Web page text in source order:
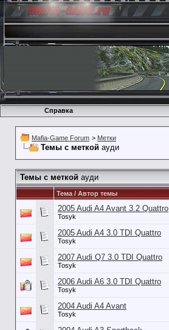
Справка
Mafia-Game Forum > Метки
Темы с меткой ауди
Темы с меткой ауди
Тема / Автор темы
2005 Audi A4 Avant 3.2 Quattro
Tosyk
2005 Audi A4 3.0 TDI Quattro
Tosyk
2007 Audi Q7 3.0 TDI Quattro
Tosyk
2006 Audi A6 3.0 TDI Quattro
Tosyk
2004 Audi A4 Avant
Tosyk